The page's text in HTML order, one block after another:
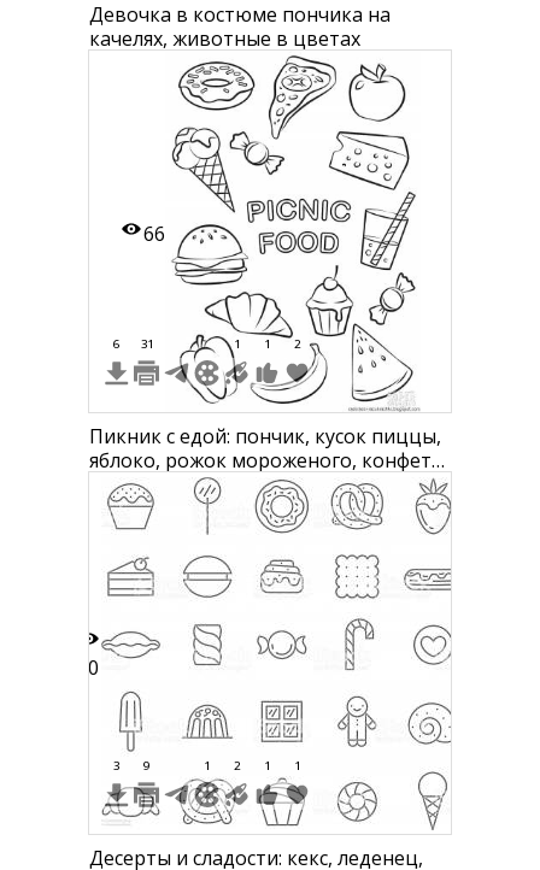
Девочка в костюме пончика на
качелях, животные в цветах
66
6 31 1 1 2
Пикник с едой: пончик, кусок пиццы,
яблоко, рожок мороженого, конфета,
сыр, бургер, стакан с соломинкой,
круассан, кекс, болгарский перец,
банан, арбуз
30
3 9 1 2 1 1
Десерты и сладости: кекс, леденец,